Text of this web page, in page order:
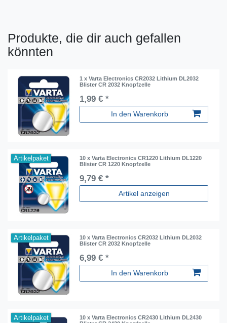
Produkte, die dir auch gefallen
könnten
1 x Varta Electronics CR2032 Lithium DL2032
Blister CR 2032 Knopfzelle
1,99 € *
In den Warenkorb
Artikelpaket
10 x Varta Electronics CR1220 Lithium DL1220
Blister CR 1220 Knopfzelle
9,79 € *
Artikel anzeigen
Artikelpaket
10 x Varta Electronics CR2032 Lithium DL2032
Blister CR 2032 Knopfzelle
6,99 € *
In den Warenkorb
Artikelpaket
10 x Varta Electronics CR2430 Lithium DL2430